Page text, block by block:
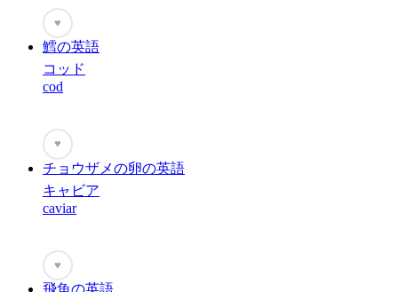
♥
鱈の英語
コッド
cod
♥
チョウザメの卵の英語
キャビア
caviar
♥
飛魚の英語